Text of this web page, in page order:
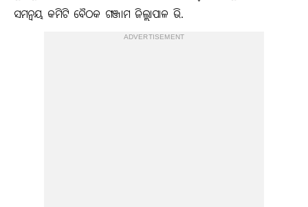
ସମନ୍ଵୟ କମିଟି ବୈଠକ ଗଞ୍ଜାମ ଜିଲ୍ଲାପାଳ ଭି.
ADVERTISEMENT